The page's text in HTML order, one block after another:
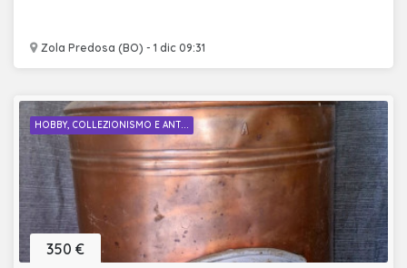
Zola Predosa (BO) - 1 dic 09:31
HOBBY, COLLEZIONISMO E ANT...
350 €